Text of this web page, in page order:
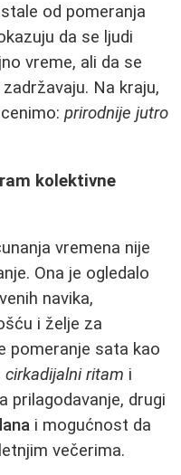
od pomeranja
da se ljudi
vreme, ali da se
Na kraju,
prirodnije jutro
kolektivne
vremena nije
Ona je ogledalo
navika,
i želje za
pomeranje sata kao
cirkadijalni ritam i
prilagodavanje, drugi
i mogućnost da
večerima.